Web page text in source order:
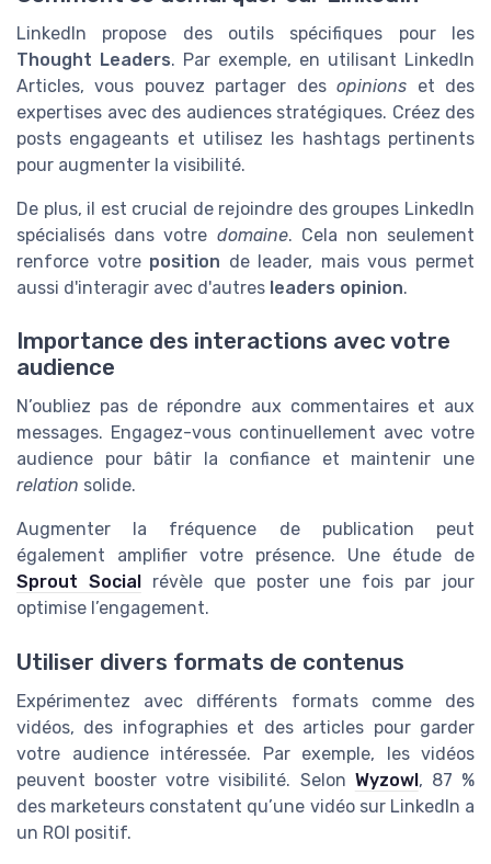
LinkedIn propose des outils spécifiques pour les
Thought Leaders. Par exemple, en utilisant LinkedIn
Articles, vous pouvez partager desopinions et des
expertises avec des audiences stratégiques. Créez des
posts engageants et utilisez les hashtags pertinents
pour augmenter la visibilité.
De plus, il est crucial de rejoindre des groupes LinkedIn
spécialisés dans votre domaine. Cela non seulement
renforce votre position de leader, mais vous permet
aussi d'interagir avec d'autres leaders opinion.
Importance des interactions avec votre
audience
N’oubliez pas de répondre aux commentaires et aux
messages. Engagez-vous continuellement avec votre
audience pour bâtir la confiance et maintenir une
relation solide.
Augmenter la fréquence de publication peut
également amplifier votre présence. Une étude de
Sprout Social
révèle que poster une fois par jour
optimise l’engagement.
Utiliser divers formats de contenus
Expérimentez avec différents formats comme des
vidéos, des infographies et des articles pour garder
votre audience intéressée. Par exemple, les vidéos
peuvent booster votre visibilité. Selon Wyzowl, 87 %
des marketeurs constatent qu’une vidéo sur LinkedIn a
un ROI positif.